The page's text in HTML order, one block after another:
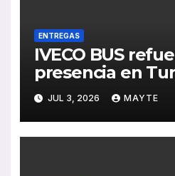
ENTREGAS
IVECO BUS
presencia en
pedido de 20
articulados
JUL 3, 2026 MAYTE